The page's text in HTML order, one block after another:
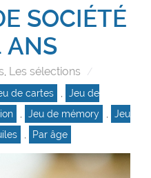
SOCIÉTÉ
ANS
, Les sélections
de cartes ,
Jeu de
, Jeu de mémory ,
Jeu
, Par âge